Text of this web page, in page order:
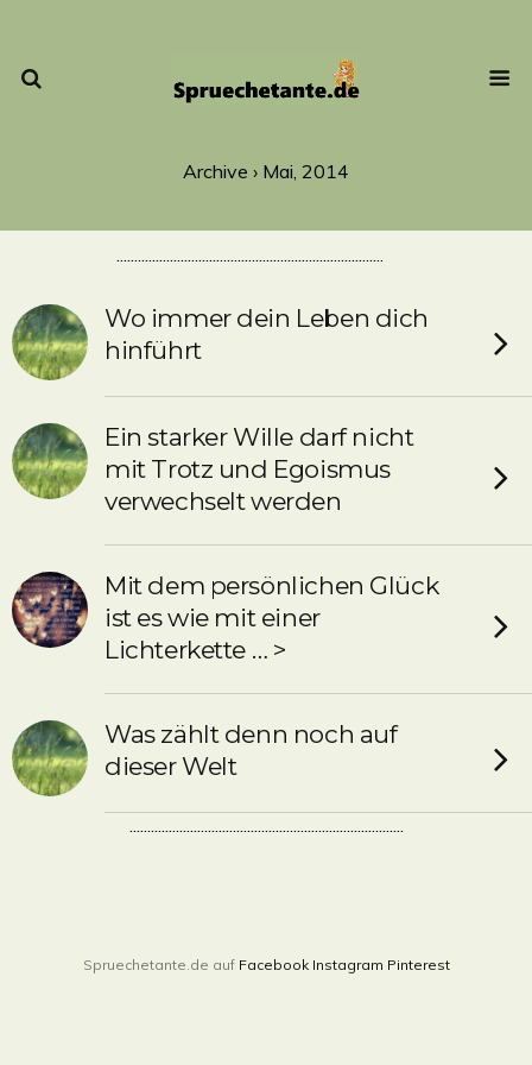
Archive › Mai, 2014
...........................................................................
Wo immer dein Leben dich
hinführt
Ein starker Wille darf nicht
mit Trotz und Egoismus
verwechselt werden
Mit dem persönlichen Glück
ist es wie mit einer
Lichterkette … >
Was zählt denn noch auf
dieser Welt
.............................................................................
Spruechetante.de auf Facebook Instagram Pinterest